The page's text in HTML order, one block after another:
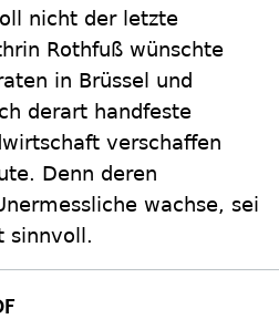
nicht der letzte
Rothfuß wünschte
in Brüssel und
derart handfeste
verschaffen
Denn deren
wachse, sei
sinnvoll.